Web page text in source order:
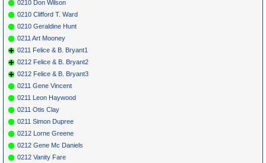
0210 Don Wilson
0210 Clifford T. Ward
0210 Geraldine Hunt
0211 Art Mooney
0211 Felice & B. Bryant1
0212 Felice & B. Bryant2
0212 Felice & B. Bryant3
0211 Gene Vincent
0211 Leon Haywood
0211 Otis Clay
0211 Simon Dupree
0212 Lorne Greene
0212 Gene Mc Daniels
0212 Vanity Fare